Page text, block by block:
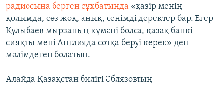
радиосына берген сұхбатында «қазір менің
қолымда, сөз жоқ, анық, сенімді деректер бар. Егер
Құлыбаев мырзаның күмәні болса, қазақ банкі
сияқты мені Англияда сотқа беруі керек» деп
мәлімдеген болатын.
Алайда Қазақстан билігі Әблязовтың